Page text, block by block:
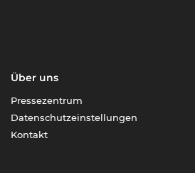
Über uns
Pressezentrum
Datenschutzeinstellungen
Kontakt